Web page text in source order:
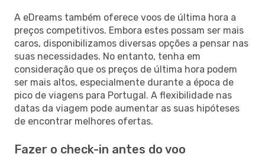
A eDreams também oferece voos de última hora a
preços competitivos. Embora estes possam ser mais
caros, disponibilizamos diversas opções a pensar nas
suas necessidades. No entanto, tenha em
consideração que os preços de última hora podem
ser mais altos, especialmente durante a época de
pico de viagens para Portugal. A flexibilidade nas
datas da viagem pode aumentar as suas hipóteses
de encontrar melhores ofertas.
Fazer o check-in antes do voo